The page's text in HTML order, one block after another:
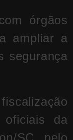
órgãos
ampliar a
segurança
oficiais da